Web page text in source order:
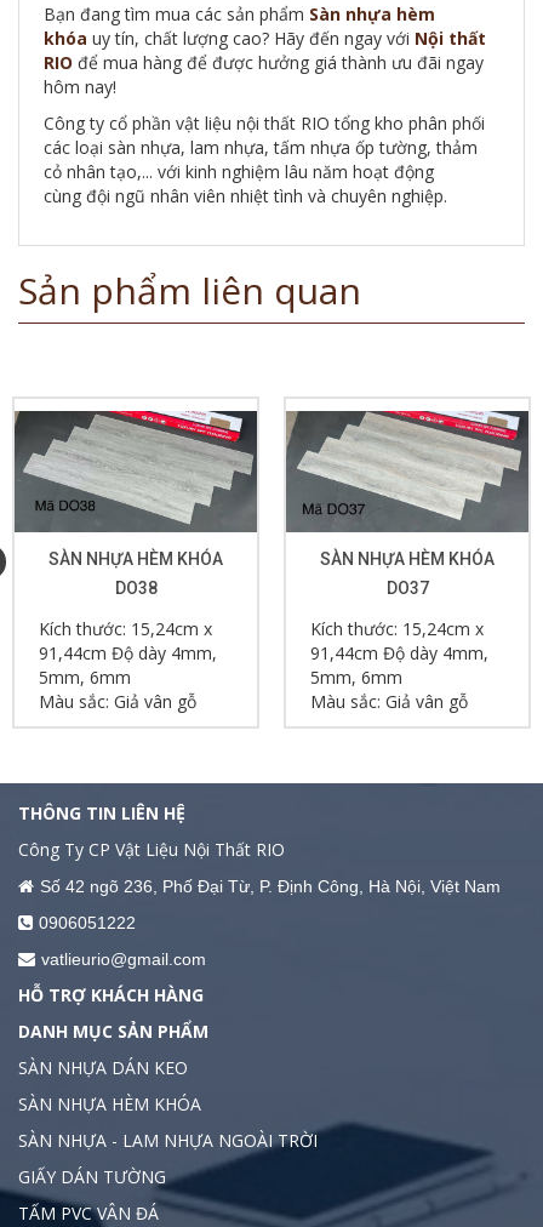
Bạn đang tìm mua các sản phẩm Sàn nhựa hèm
khóa uy tín, chất lượng cao? Hãy đến ngay với Nội thất
RIO để mua hàng để được hưởng giá thành ưu đãi ngay
hôm nay!
Công ty cổ phần vật liệu nội thất RIO tổng kho phân phối
các loại sàn nhựa, lam nhựa, tấm nhựa ốp tường, thảm
cỏ nhân tạo,... với kinh nghiệm lâu năm hoạt động
cùng đội ngũ nhân viên nhiệt tình và chuyên nghiệp.
Sản phẩm liên quan
SÀN NHỰA HÈM KHÓA
DO38
Kích thước: 15,24cm x
91,44cm Độ dày 4mm,
5mm, 6mm
Màu sắc: Giả vân gỗ
SÀN NHỰA HÈM KHÓA
DO37
Kích thước: 15,24cm x
91,44cm Độ dày 4mm,
5mm, 6mm
Màu sắc: Giả vân gỗ
THÔNG TIN LIÊN HỆ
Công Ty CP Vật Liệu Nội Thất RIO
Số 42 ngõ 236, Phố Đại Từ, P. Định Công, Hà Nội, Việt Nam
0906051222
vatlieurio@gmail.com
HỖ TRỢ KHÁCH HÀNG
DANH MỤC SẢN PHẨM
SÀN NHỰA DÁN KEO
SÀN NHỰA HÈM KHÓA
SÀN NHỰA - LAM NHỰA NGOÀI TRỜI
GIẤY DÁN TƯỜNG
TẤM PVC VÂN ĐÁ